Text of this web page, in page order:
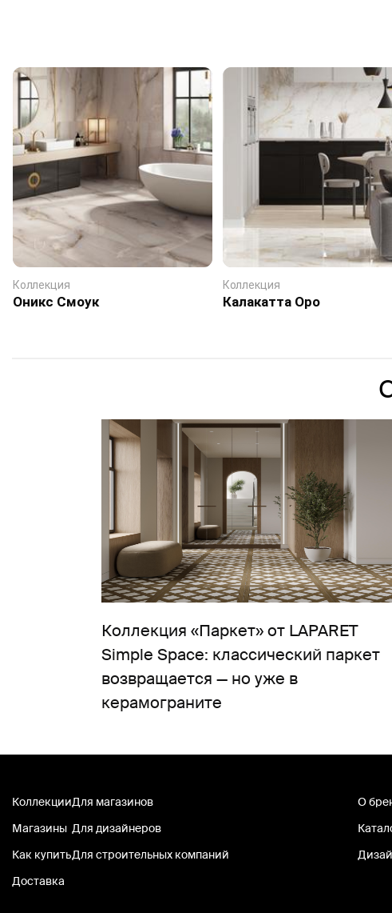
Коллекция
Оникс Смоук
Коллекция
Калакатта Оро
Коллекция «Паркет» от LAPARET
Simple Space: классический паркет
возвращается — но уже в
керамограните
Коллекции
Магазины
Как купить
Доставка
Для магазинов
Для дизайнеров
Для строительных компаний
О